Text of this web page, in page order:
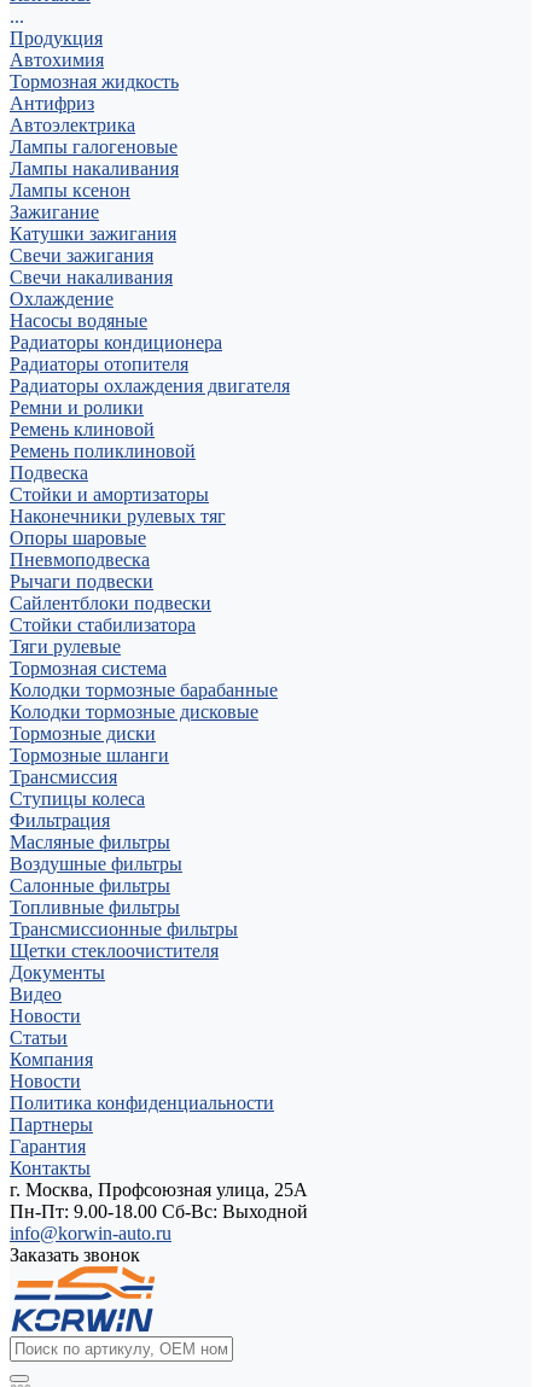
...
Продукция
Автохимия
Тормозная жидкость
Антифриз
Автоэлектрика
Лампы галогеновые
Лампы накаливания
Лампы ксенон
Зажигание
Катушки зажигания
Свечи зажигания
Свечи накаливания
Охлаждение
Насосы водяные
Радиаторы кондиционера
Радиаторы отопителя
Радиаторы охлаждения двигателя
Ремни и ролики
Ремень клиновой
Ремень поликлиновой
Подвеска
Стойки и амортизаторы
Наконечники рулевых тяг
Опоры шаровые
Пневмоподвеска
Рычаги подвески
Сайлентблоки подвески
Стойки стабилизатора
Тяги рулевые
Тормозная система
Колодки тормозные барабанные
Колодки тормозные дисковые
Тормозные диски
Тормозные шланги
Трансмиссия
Ступицы колеса
Фильтрация
Масляные фильтры
Воздушные фильтры
Салонные фильтры
Топливные фильтры
Трансмиссионные фильтры
Щетки стеклоочистителя
Документы
Видео
Новости
Статьи
Компания
Новости
Политика конфиденциальности
Партнеры
Гарантия
Контакты
г. Москва, Профсоюзная улица, 25А
Пн-Пт: 9.00-18.00 Cб-Вс: Выходной
info@korwin-auto.ru
Заказать звонок